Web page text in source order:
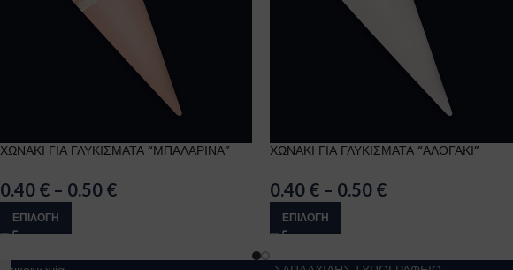
ΧΩΝΑΚΙ ΓΙΑ ΓΛΥΚΙΣΜΑΤΑ “ΜΠΑΛΑΡΙΝΑ”
0.40 € – 0.50 €
ΕΠΙΛΟΓΉ
ΧΩΝΑΚΙ ΓΙΑ ΓΛΥΚΙΣΜΑΤΑ “ΑΛΟΓΑΚΙ”
0.40 € – 0.50 €
ΕΠΙΛΟΓΉ